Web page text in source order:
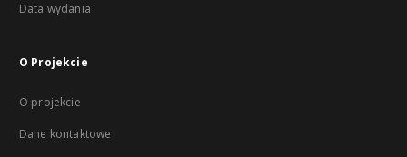
Data wydania
O Projekcie
O projekcie
Dane kontaktowe